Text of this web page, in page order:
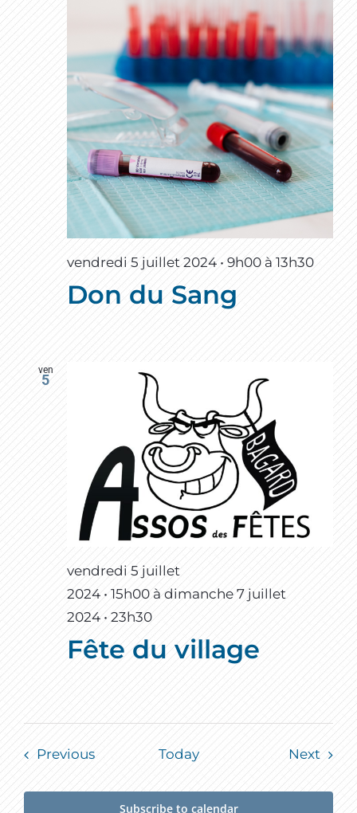
vendredi 5 juillet 2024 • 9h00 à 13h30
Don du Sang
ven
5
vendredi 5 juillet
2024 • 15h00à dimanche 7 juillet
2024 • 23h30
Fête du village
PreviousEvents Today Next
Subscribe to calendar